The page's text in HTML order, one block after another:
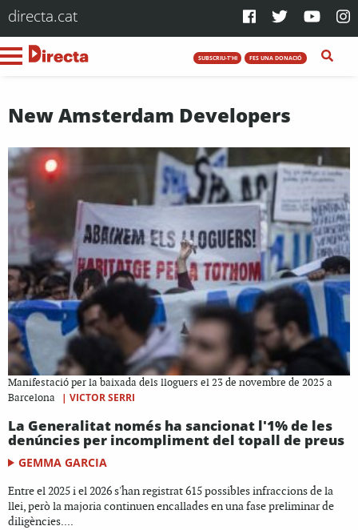
directa.cat
SUBSCRIU-T'HI FES UNA DONACIÓ
New Amsterdam Developers
Manifestació per la baixada dels lloguers el 23 de novembre de 2025 a
Barcelona
| VICTOR SERRI
La Generalitat només ha sancionat l'1% de les
denúncies per incompliment del topall de preus
GEMMA GARCIA
Entre el 2025 i el 2026 s'han registrat 615 possibles infraccions de la
llei, però la majoria continuen encallades en una fase preliminar de
diligències....